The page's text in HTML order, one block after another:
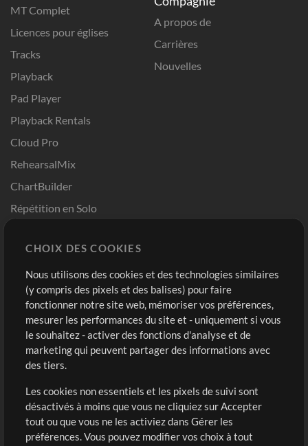
MT Complet
Licences pour églises
Tracks
Playback
Pad Player
Playback Rentals
Cloud Pro
RehearsalMix
ChartBuilder
Répétition en Solo
Modèles ProPresenter
Sons
A propos de
Carrières
Nouvelles
Boutique
Acheter des crédits
Contenu gratuit
Demander les pistes
Extras
Sessions
Compte
Connexion
S'inscrire
CHOIX DES COOKIES
Nous utilisons des cookies et des technologies similaires
(y compris des pixels et des balises) pour faire
fonctionner notre site web, mémoriser vos préférences,
mesurer les performances du site et - uniquement si vous
le souhaitez - activer des fonctions d'analyse et de
marketing qui peuvent partager des informations avec
des tiers.
Les cookies non essentiels et les pixels de suivi sont
désactivés à moins que vous ne cliquiez sur Accepter
tout ou que vous ne les activiez dans Gérer les
préférences. Vous pouvez modifier vos choix à tout